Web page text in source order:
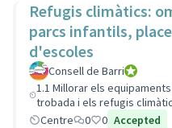
Refugis climàtics:
parcs infantils,
d'escoles
Consell de BarriConsell
1.1 Millorar els
trobada i els refugis
Centre
0 0 Accepted